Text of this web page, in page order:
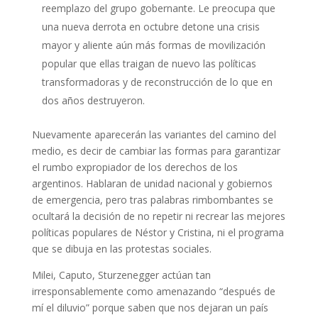
reemplazo del grupo gobernante. Le preocupa que
una nueva derrota en octubre detone una crisis
mayor y aliente aún más formas de movilización
popular que ellas traigan de nuevo las políticas
transformadoras y de reconstrucción de lo que en
dos años destruyeron.
Nuevamente aparecerán las variantes del camino del
medio, es decir de cambiar las formas para garantizar
el rumbo expropiador de los derechos de los
argentinos. Hablaran de unidad nacional y gobiernos
de emergencia, pero tras palabras rimbombantes se
ocultará la decisión de no repetir ni recrear las mejores
políticas populares de Néstor y Cristina, ni el programa
que se dibuja en las protestas sociales.
Milei, Caputo, Sturzenegger actúan tan
irresponsablemente como amenazando “después de
mí el diluvio” porque saben que nos dejaran un país